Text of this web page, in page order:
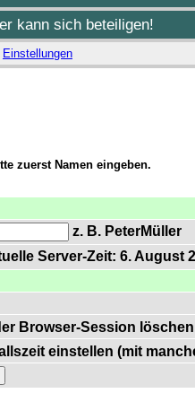
kann sich beteiligen!
Einstellungen
zuerst Namen eingeben.
z. B. PeterMüller
Server-Zeit: 6. August
Browser-Session löschen
einstellen (mit